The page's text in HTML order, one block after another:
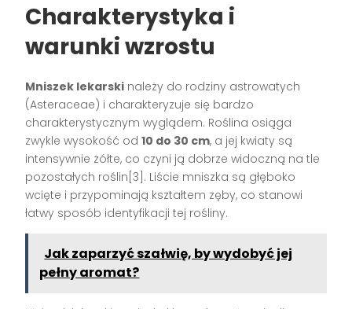
Charakterystyka i
warunki wzrostu
Mniszek lekarski należy do rodziny astrowatych
(Asteraceae) i charakteryzuje się bardzo
charakterystycznym wyglądem. Roślina osiąga
zwykle wysokość od10 do 30 cm, a jej kwiaty są
intensywnie żółte, co czyni ją dobrze widoczną na tle
pozostałych roślin[3]. Liście mniszka są głęboko
wcięte i przypominają kształtem zęby, co stanowi
łatwy sposób identyfikacji tej rośliny.
Jak zaparzyć szałwię, by wydobyć jej
pełny aromat?